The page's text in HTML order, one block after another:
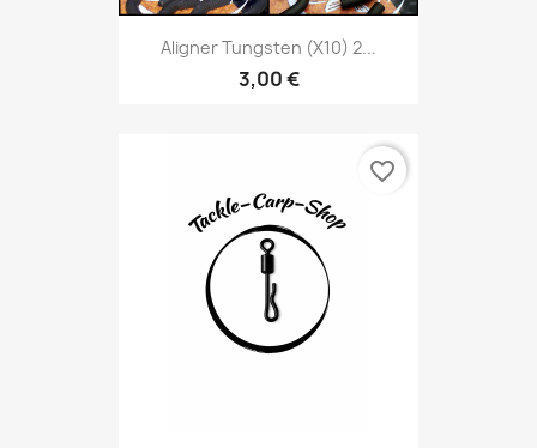
Aligner Tungsten (x10) 2...
3,00 €
favorite_border